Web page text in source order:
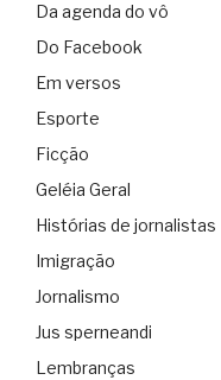
Da agenda do vô
Do Facebook
Em versos
Esporte
Ficção
Geléia Geral
Histórias de jornalistas
Imigração
Jornalismo
Jus sperneandi
Lembranças